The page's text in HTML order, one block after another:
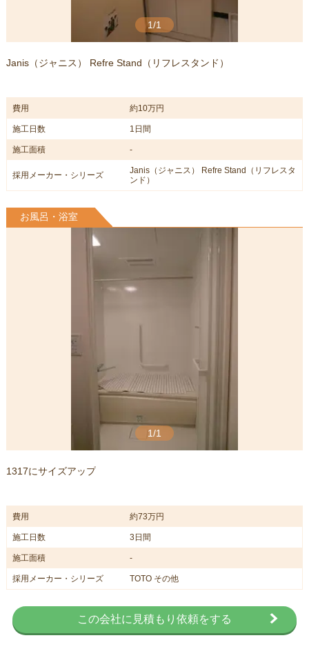
1/1
Janis（ジャニス） Refre Stand（リフレスタンド）
費用 約10万円
施工日数 1日間
施工面積 -
採用メーカー・シリーズ
Janis（ジャニス） Refre Stand（リフレスタ
ンド）
お風呂・浴室
1/1
1317にサイズアップ
費用 約73万円
施工日数 3日間
施工面積 -
採用メーカー・シリーズ TOTO その他
この会社に見積もり依頼をする